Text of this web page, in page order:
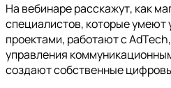
На вебинаре расскажут, как
специалистов, которые умеют
проектами, работают с
управления
создают собственные